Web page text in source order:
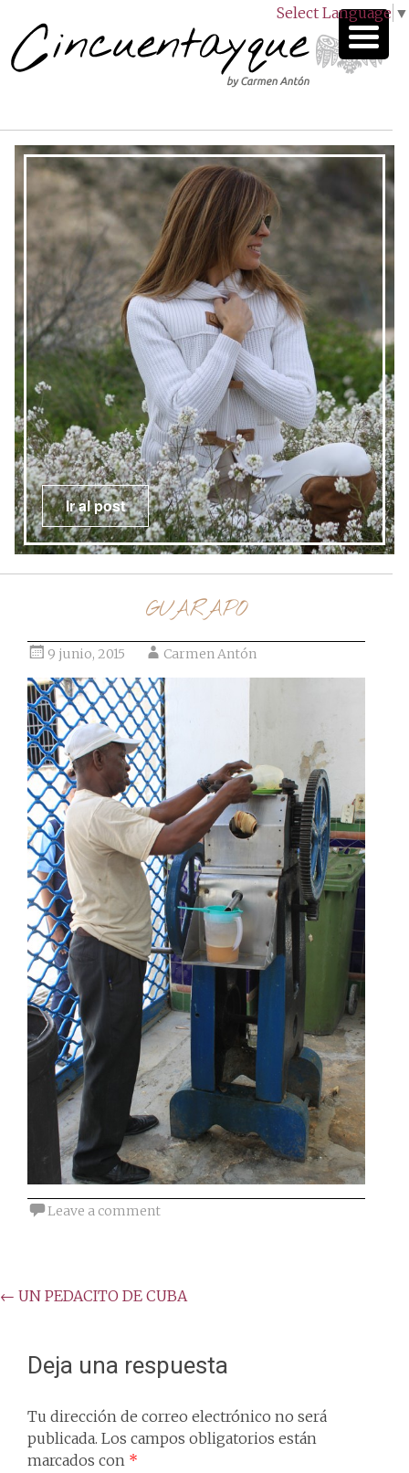
Select Language ▼
Ir al post
GUARAPO
9 junio, 2015 Carmen Antón
Leave a comment
Post
← UN PEDACITO DE CUBA
Deja una respuesta
Tu dirección de correo electrónico no será
publicada. Los campos obligatorios están
marcados con *